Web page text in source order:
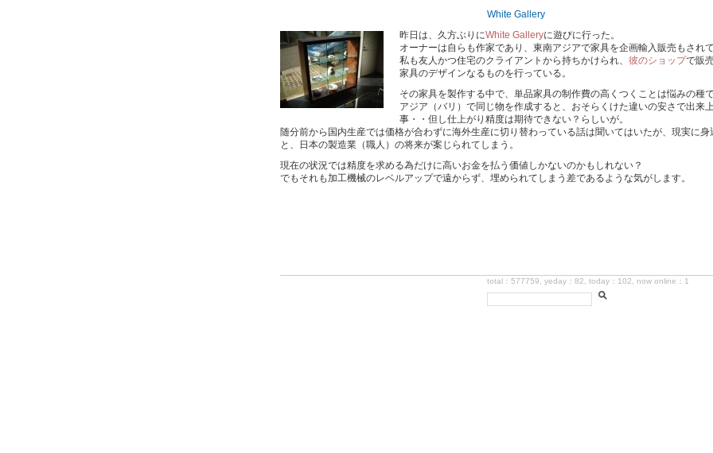
White Gallery
昨日は、久方ぶりにWhite Galleryに遊びに行った。
オーナーは自らも作家であり、東南アジアで家具を企画輸入販売もされて
私も友人かつ住宅のクライアントから持ちかけられ、 彼のショップで販
家具のデザインなるものを行っている。
その家具を製作する中で、単品家具の制作費の高くつくことは悩みの種
アジア（バリ）で同じ物を作成すると、おそらくけた違いの安さで出来
事・・但し仕上がり精度は期待できない？らしいが。
随分前から国内生産では価格が合わずに海外生産に切り替わっている話は聞いてはいたが、現実に身
と、日本の製造業（職人）の将来が案じられてしまう。
現在の状況では精度を求める為だけに高いお金を払う価値しかないのかもしれない？
でもそれも加工機械のレベルアップで遠からず、埋められてしまう差であるような気がします。
total：577759, yeday：82, today：102, now online：1